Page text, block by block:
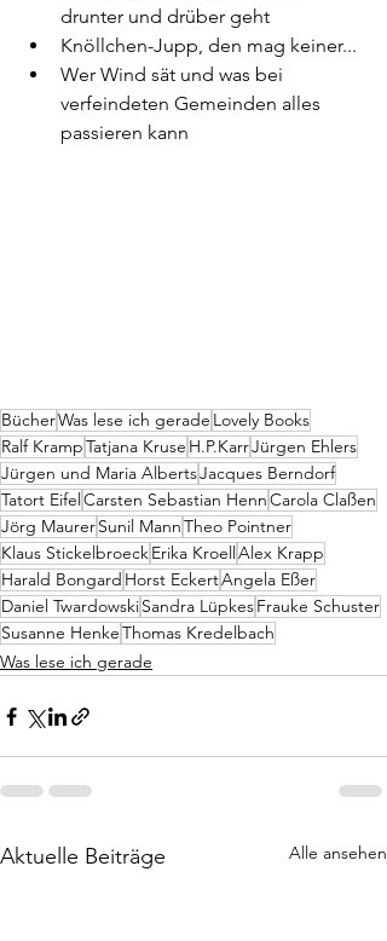
drunter und drüber geht
Knöllchen-Jupp, den mag keiner...
Wer Wind sät und was bei
verfeindeten Gemeinden alles
passieren kann
BücherWas lese ich gerade Lovely Books
Ralf KrampTatjana Kruse H.P.KarrJürgen Ehlers
Jürgen und Maria AlbertsJacques Berndorf
Tatort EifelCarsten Sebastian HennCarola Claßen
Jörg MaurerSunil MannTheo Pointner
Klaus StickelbroeckErika KroellAlex Krapp
Harald Bongard Horst EckertAngela Eßer
Daniel TwardowskiSandra LüpkesFrauke Schuster
Susanne HenkeThomas Kredelbach
Was lese ich gerade
Aktuelle Beiträge Alle ansehen